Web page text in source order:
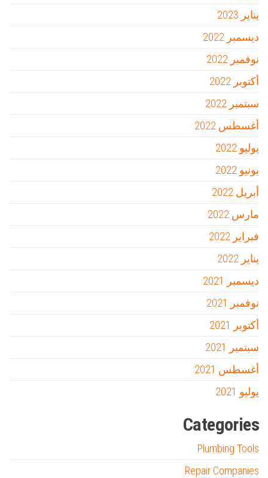
يناير 2023
ديسمبر 2022
نوفمبر 2022
أكتوبر 2022
سبتمبر 2022
أغسطس 2022
يوليو 2022
يونيو 2022
أبريل 2022
مارس 2022
فبراير 2022
يناير 2022
ديسمبر 2021
نوفمبر 2021
أكتوبر 2021
سبتمبر 2021
أغسطس 2021
يوليو 2021
Categories
Plumbing Tools
Repair Companies